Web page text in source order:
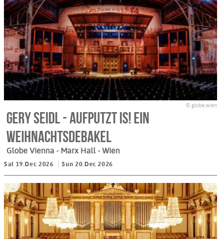
© globe.wien
Gery Seidl - Aufputzt is! Ein
Weihnachtsdebakel
Globe Vienna - Marx Hall - Wien
Sat 19.Dec 2026 Sun 20.Dec 2026